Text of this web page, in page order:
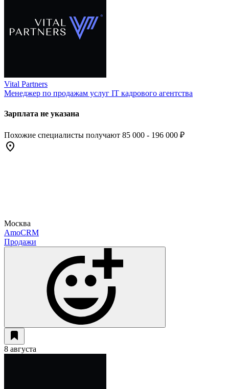
Vital Partners
Менеджер по продажам услуг IT кадрового агентства
Зарплата не указана
Похожие специалисты получают 85 000 - 196 000 ₽
Москва
AmoCRM
Продажи
8 августа